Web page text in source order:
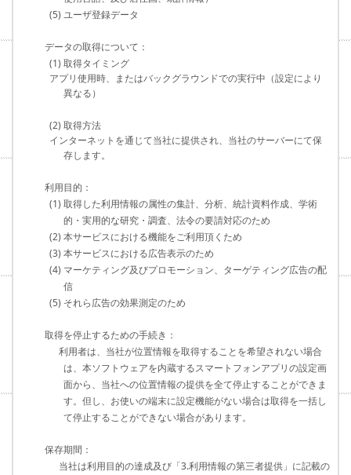
(5) ユーザ登録データ
データの取得について：
(1) 取得タイミング
アプリ使用時、またはバックグラウンドでの実行中（設定により
異なる）
(2) 取得方法
インターネットを通じて当社に提供され、当社のサーバーにて保
存します。
利用目的：
(1) 取得した利用情報の属性の集計、分析、統計資料作成、学術
的・実用的な研究・調査、法令の要請対応のため
(2) 本サービスにおける機能をご利用頂くため
(3) 本サービスにおける広告表示のため
(4) マーケティング及びプロモーション、ターゲティング広告の配
信
(5) それら広告の効果測定のため
取得を停止するための手続き：
利用者は、当社が位置情報を取得することを希望されない場合
は、本ソフトウェアを内蔵するスマートフォンアプリの設定画
面から、当社への位置情報の提供を全て停止することができま
す。但し、お使いの端末に設定機能がない場合は取得を一括し
て停止することができない場合があります。
保存期間：
当社は利用目的の達成及び「3.利用情報の第三者提供」に記載の